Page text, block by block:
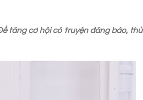
tăng cơ hội có truyện đăng báo, thử